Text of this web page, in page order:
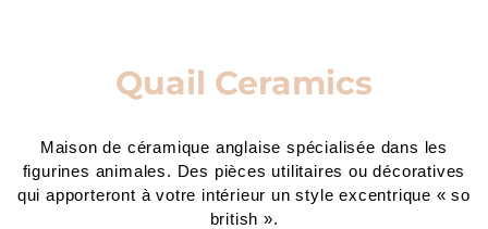
Quail Ceramics
Maison de céramique anglaise spécialisée dans les
figurines animales. Des pièces utilitaires ou décoratives
qui apporteront à votre intérieur un style excentrique « so
british ».